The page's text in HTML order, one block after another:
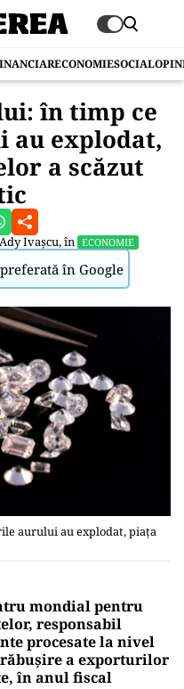
ECONOMIESOCIAL
în timp ce
explodat,
a scăzut
Ady Ivașcu, în ECONOMIE
în Google
aurului au explodat, piaţa
mondial pentru
responsabil
procesate la nivel
a exporturilor
în anul fiscal